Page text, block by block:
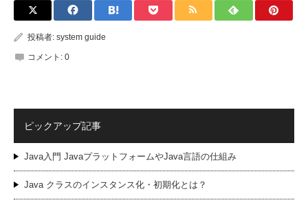
投稿者: system guide
コメント: 0
ピックアップ記事
Java入門 JavaプラットフォームやJava言語の仕組み
Java クラスのインスタンス化・初期化とは？